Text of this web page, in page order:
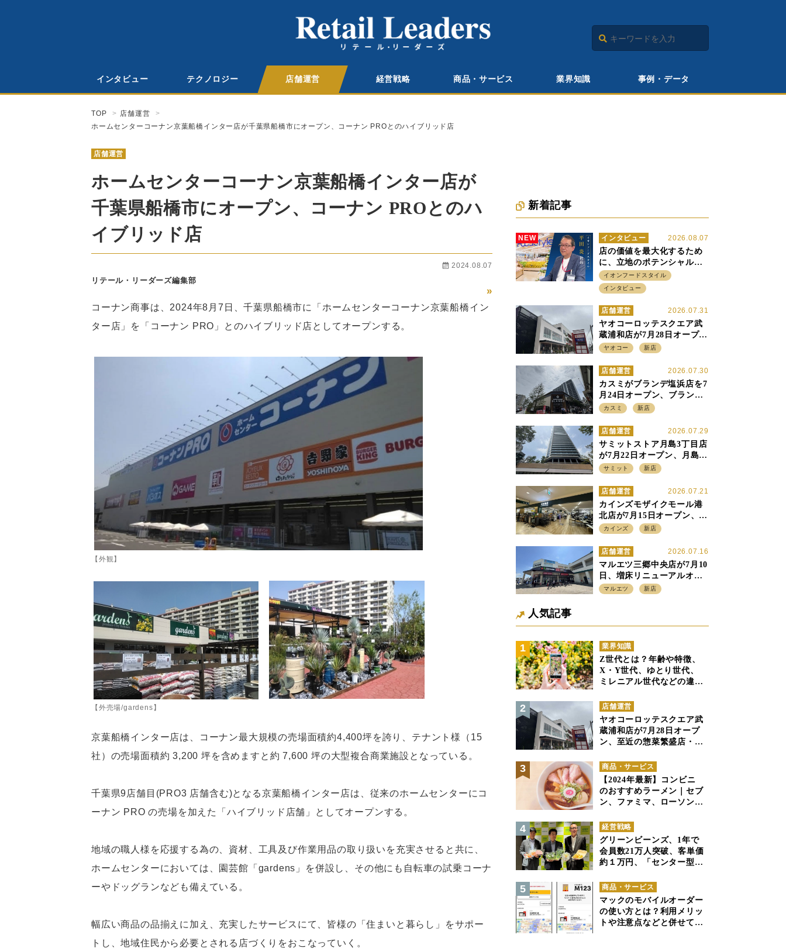
インタビュー テクノロジー 店舗運営 経営戦略 商品・サービス 業界知識 事例・データ
TOP
店舗運営
ホームセンターコーナン京葉船橋インター店が千葉県船橋市にオープン、コーナン PROとのハイブリッド店
店舗運営
ホームセンターコーナン京葉船橋インター店が
千葉県船橋市にオープン、コーナン PROとのハ
イブリッド店
2024.08.07
リテール・リーダーズ編集部
»
コーナン商事は、2024年8月7日、千葉県船橋市に「ホームセンターコーナン京葉船橋イン
ター店」を「コーナン PRO」とのハイブリッド店としてオープンする。
【外観】
【外売場/gardens】
京葉船橋インター店は、コーナン最大規模の売場面積約4,400坪を誇り、テナント様（15
社）の売場面積約 3,200 坪を含めますと約 7,600 坪の大型複合商業施設となっている。
千葉県9店舗目(PRO3 店舗含む)となる京葉船橋インター店は、従来のホームセンターにコ
ーナン PRO の売場を加えた「ハイブリッド店舗」としてオープンする。
地域の職人様を応援する為の、資材、工具及び作業用品の取り扱いを充実させると共に、
ホームセンターにおいては、園芸館「gardens」を併設し、その他にも自転車の試乗コーナ
ーやドッグランなども備えている。
幅広い商品の品揃えに加え、充実したサービスにて、皆様の「住まいと暮らし」をサポー
トし、地域住民から必要とされる店づくりをおこなっていく。
新着記事
NEW 2026.08.07
インタビュー
店の価値を最大化するため
に、立地のポテンシャルに
火をつける イオンフード
スタイル 平田 炎社長
イオンフードスタイル
インタビュー
2026.07.31
店舗運営
ヤオコーロッテスクエア武
蔵浦和店が7月28日オープ
ン、至近の惣菜繁盛店・武
すみ分け
ヤオコー 新店
2026.07.30
店舗運営
カスミがブランデ塩浜店を7
月24日オープン、ブランデ5
店目は生鮮、デリカ強化の
入れ
カスミ 新店
2026.07.29
店舗運営
サミットストア月島3丁目店
が7月22日オープン、月島の
58階建てタワーマンション1
を出店
サミット 新店
2026.07.21
店舗運営
カインズモザイクモール港
北店が7月15日オープン、出
店強化の神奈川県、駅前
カインズ 新店
2026.07.16
店舗運営
マルエツ三郷中央店が7月10
日、増床リニューアルオー
プン、「アーバン500坪モデ
マルエツ 新店
人気記事
業界知識
Z世代とは？年齢や特徴、
X・Y世代、ゆとり世代、
ミレニアル世代などの違い
店舗運営
ヤオコーロッテスクエア武
蔵浦和店が7月28日オープ
ン、至近の惣菜繁盛店・武
すみ分け
商品・サービス
【2024年最新】コンビニ
のおすすめラーメン｜セブ
ン、ファミマ、ローソンの
経営戦略
グリーンビーンズ、1年で
会員数21万人突破、客単価
約１万円、「センター型の
も成立できるか
商品・サービス
マックのモバイルオーダー
の使い方とは？利用メリッ
トや注意点などと併せて解